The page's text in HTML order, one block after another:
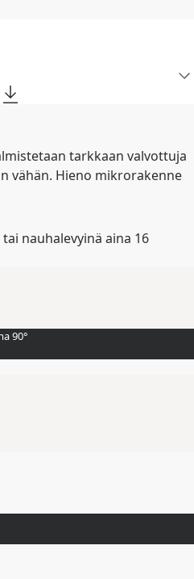
tarkkaan valvottuja
vähän. Hieno mikrorakenne
nauhalevyinä aina 16
90°